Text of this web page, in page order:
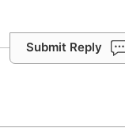
Submit Reply